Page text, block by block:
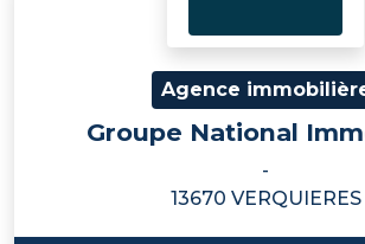
Agence
Groupe National
-
13670 VERQUIERES